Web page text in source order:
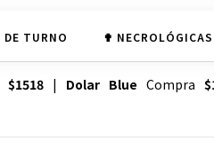
DE TURNO ✟ NECROLÓGICAS
$1518| Dolar Blue Compra